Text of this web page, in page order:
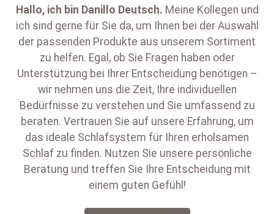
Hallo, ich bin Danillo Deutsch. Meine Kollegen und
ich sind gerne für Sie da, um Ihnen bei der Auswahl
der passenden Produkte aus unserem Sortiment
zu helfen. Egal, ob Sie Fragen haben oder
Unterstützung bei Ihrer Entscheidung benötigen –
wir nehmen uns die Zeit, Ihre individuellen
Bedürfnisse zu verstehen und Sie umfassend zu
beraten. Vertrauen Sie auf unsere Erfahrung, um
das ideale Schlafsystem für Ihren erholsamen
Schlaf zu finden. Nutzen Sie unsere persönliche
Beratung und treffen Sie Ihre Entscheidung mit
einem guten Gefühl!